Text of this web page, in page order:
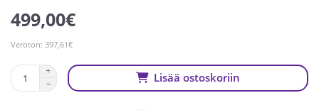
499,00€
Veroton: 397,61€
Lisää ostoskoriin